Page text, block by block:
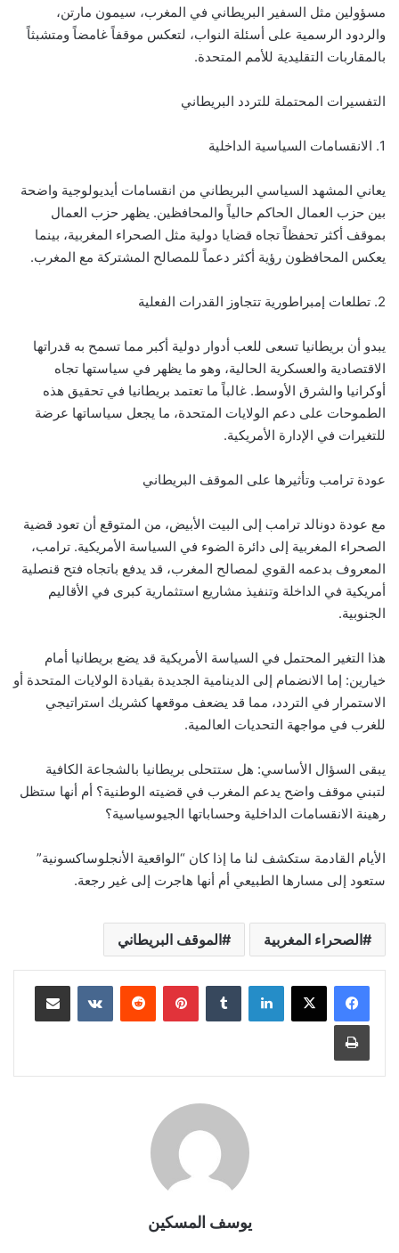
مسؤولين مثل السفير البريطاني في المغرب، سيمون مارتن،
والردود الرسمية على أسئلة النواب، لتعكس موقفاً غامضاً ومتشبثاً
بالمقاربات التقليدية للأمم المتحدة.
التفسيرات المحتملة للتردد البريطاني
1. الانقسامات السياسية الداخلية
يعاني المشهد السياسي البريطاني من انقسامات أيديولوجية واضحة
بين حزب العمال الحاكم حالياً والمحافظين. يظهر حزب العمال
بموقف أكثر تحفظاً تجاه قضايا دولية مثل الصحراء المغربية، بينما
يعكس المحافظون رؤية أكثر دعماً للمصالح المشتركة مع المغرب.
2. تطلعات إمبراطورية تتجاوز القدرات الفعلية
يبدو أن بريطانيا تسعى للعب أدوار دولية أكبر مما تسمح به قدراتها
الاقتصادية والعسكرية الحالية، وهو ما يظهر في سياستها تجاه
أوكرانيا والشرق الأوسط. غالباً ما تعتمد بريطانيا في تحقيق هذه
الطموحات على دعم الولايات المتحدة، ما يجعل سياساتها عرضة
للتغيرات في الإدارة الأمريكية.
عودة ترامب وتأثيرها على الموقف البريطاني
مع عودة دونالد ترامب إلى البيت الأبيض، من المتوقع أن تعود قضية
الصحراء المغربية إلى دائرة الضوء في السياسة الأمريكية. ترامب،
المعروف بدعمه القوي لمصالح المغرب، قد يدفع باتجاه فتح قنصلية
أمريكية في الداخلة وتنفيذ مشاريع استثمارية كبرى في الأقاليم
الجنوبية.
هذا التغير المحتمل في السياسة الأمريكية قد يضع بريطانيا أمام
خيارين: إما الانضمام إلى الدينامية الجديدة بقيادة الولايات المتحدة أو
الاستمرار في التردد، مما قد يضعف موقعها كشريك استراتيجي
للغرب في مواجهة التحديات العالمية.
يبقى السؤال الأساسي: هل ستتحلى بريطانيا بالشجاعة الكافية
لتبني موقف واضح يدعم المغرب في قضيته الوطنية؟ أم أنها ستظل
رهينة الانقسامات الداخلية وحساباتها الجيوسياسية؟
الأيام القادمة ستكشف لنا ما إذا كان “الواقعية الأنجلوساكسونية”
ستعود إلى مسارها الطبيعي أم أنها هاجرت إلى غير رجعة.
الصحراء المغربية الموقف البريطاني
لينكدإن بينتيريست مشاركة عبر البريد
طباعة
يوسف المسكين